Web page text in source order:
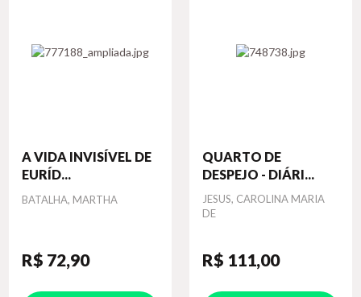
A VIDA INVISÍVEL DE
EURÍD...
Autor
BATALHA, MARTHA
R$ 72,90
QUARTO DE
DESPEJO - DIÁRI...
Autor
JESUS, CAROLINA MARIA
DE
R$ 111,00